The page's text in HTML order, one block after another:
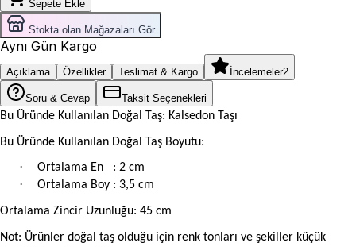
Sepete Ekle
Stokta olan Mağazaları Gör
Aynı Gün Kargo
Açıklama Özellikler Teslimat & Kargo İncelemeler2
Soru & Cevap Taksit Seçenekleri
Bu Üründe Kullanılan Doğal Taş: Kalsedon Taşı
Bu Üründe Kullanılan Doğal Taş Boyutu:
· Ortalama En : 2 cm
· Ortalama Boy : 3,5 cm
Ortalama Zincir Uzunluğu: 45 cm
Not: Ürünler doğal taş olduğu için renk tonları ve şekiller küçük